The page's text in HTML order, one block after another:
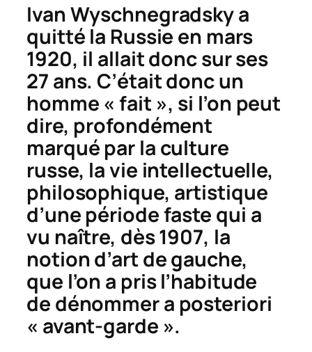
Ivan Wyschnegradsky a
quitté la Russie en mars
1920, il allait donc sur ses
27 ans. C’était donc un
homme « fait », si l’on peut
dire, profondément
marqué par la culture
russe, la vie intellectuelle,
philosophique, artistique
d’une période faste qui a
vu naître, dès 1907, la
notion d’art de gauche,
que l’on a pris l’habitude
de dénommer a posteriori
« avant-garde ».